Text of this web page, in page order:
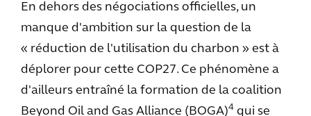
En dehors des négociations officielles, un
manque d'ambition sur la question de la
« réduction de l'utilisation du charbon » est à
déplorer pour cette COP27. Ce phénomène a
d'ailleurs entraîné la formation de la coalition
Beyond Oil and Gas Alliance (BOGA)4 qui se